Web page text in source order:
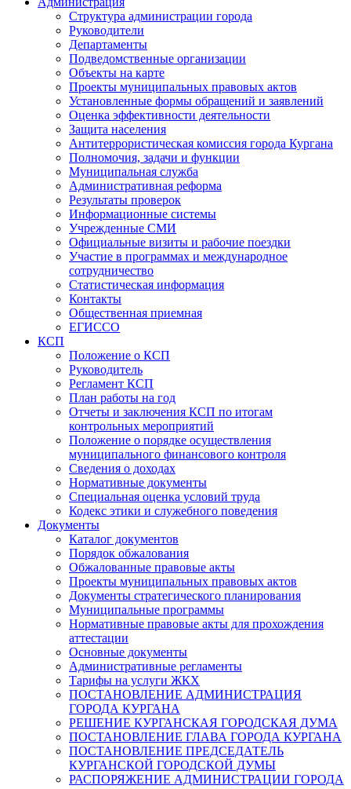
Структура администрации города
Руководители
Департаменты
Подведомственные организации
Объекты на карте
Проекты муниципальных правовых актов
Установленные формы обращений и заявлений
Оценка эффективности деятельности
Защита населения
Антитеррористическая комиссия города Кургана
Полномочия, задачи и функции
Муниципальная служба
Административная реформа
Результаты проверок
Информационные системы
Учрежденные СМИ
Официальные визиты и рабочие поездки
Участие в программах и международное
сотрудничество
Статистическая информация
Контакты
Общественная приемная
ЕГИССО
КСП
Положение о КСП
Руководитель
Регламент КСП
План работы на год
Отчеты и заключения КСП по итогам
контрольных мероприятий
Положение о порядке осуществления
муниципального финансового контроля
Сведения о доходах
Нормативные документы
Специальная оценка условий труда
Кодекс этики и служебного поведения
Документы
Каталог документов
Порядок обжалования
Обжалованные правовые акты
Проекты муниципальных правовых актов
Документы стратегического планирования
Муниципальные программы
Нормативные правовые акты для прохождения
аттестации
Основные документы
Административные регламенты
Тарифы на услуги ЖКХ
ПОСТАНОВЛЕНИЕ АДМИНИСТРАЦИЯ
ГОРОДА КУРГАНА
РЕШЕНИЕ КУРГАНСКАЯ ГОРОДСКАЯ ДУМА
ПОСТАНОВЛЕНИЕ ГЛАВА ГОРОДА КУРГАНА
ПОСТАНОВЛЕНИЕ ПРЕДСЕДАТЕЛЬ
КУРГАНСКОЙ ГОРОДСКОЙ ДУМЫ
РАСПОРЯЖЕНИЕ АДМИНИСТРАЦИИ ГОРОДА